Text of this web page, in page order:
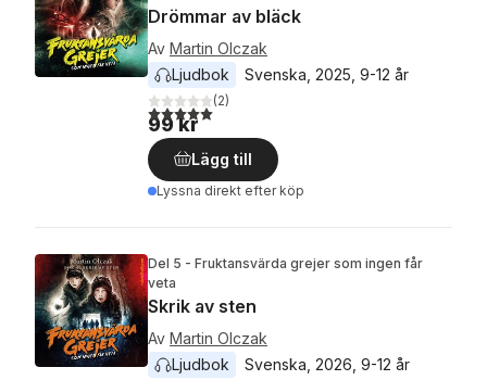
Drömmar av bläck
Av Martin Olczak
Ljudbok
Svenska 2025 9-12 år
5,0utav 5 stjärnor. Totalt antal röster:
(2)
99 kr
Lägg till
Lyssna direkt efter köp
Del 5 - Fruktansvärda grejer som ingen får
veta
Skrik av sten
Av Martin Olczak
Ljudbok
Svenska 2026 9-12 år